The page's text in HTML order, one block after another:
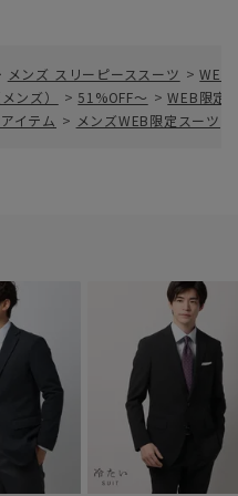
メンズ スリーピーススーツ > WEB
ンズ） > 51%OFF～ > WEB限定
イテム > メンズWEB限定スーツ